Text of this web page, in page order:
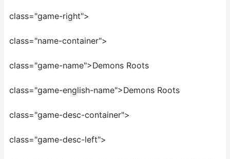
class="game-right">
class="name-container">
class="game-name">Demons Roots
class="game-english-name">Demons Roots
class="game-desc-container">
class="game-desc-left">